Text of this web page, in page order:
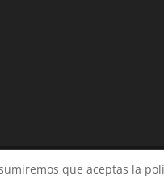
que aceptas la